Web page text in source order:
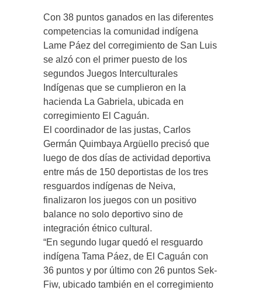
Con 38 puntos ganados en las diferentes
competencias la comunidad indígena
Lame Páez del corregimiento de San Luis
se alzó con el primer puesto de los
segundos Juegos Interculturales
Indígenas que se cumplieron en la
hacienda La Gabriela, ubicada en
corregimiento El Caguán.
El coordinador de las justas, Carlos
Germán Quimbaya Argüello precisó que
luego de dos días de actividad deportiva
entre más de 150 deportistas de los tres
resguardos indígenas de Neiva,
finalizaron los juegos con un positivo
balance no solo deportivo sino de
integración étnico cultural.
“En segundo lugar quedó el resguardo
indígena Tama Páez, de El Caguán con
36 puntos y por último con 26 puntos Sek-
Fiw, ubicado también en el corregimiento